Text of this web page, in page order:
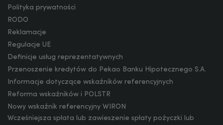
Polityka prywatności
RODO
Reklamacje
Regulacje UE
Definicje usług reprezentatywnych
Przenoszenie kredytów do Pekao Banku Hipotecznego S.A.
Informacje dotyczące wskaźników referencyjnych
Reforma wskaźników i POLSTR
Nowy wskaźnik referencyjny WIRON
Wcześniejsza spłata lub zawieszenie spłaty pożyczki lub